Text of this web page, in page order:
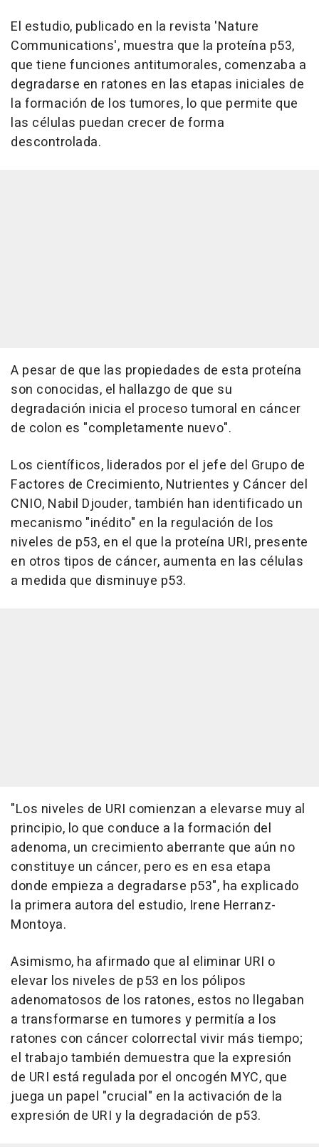
El estudio, publicado en la revista 'Nature
Communications', muestra que la proteína p53,
que tiene funciones antitumorales, comenzaba a
degradarse en ratones en las etapas iniciales de
la formación de los tumores, lo que permite que
las células puedan crecer de forma
descontrolada.
A pesar de que las propiedades de esta proteína
son conocidas, el hallazgo de que su
degradación inicia el proceso tumoral en cáncer
de colon es "completamente nuevo".
Los científicos, liderados por el jefe del Grupo de
Factores de Crecimiento, Nutrientes y Cáncer del
CNIO, Nabil Djouder, también han identificado un
mecanismo "inédito" en la regulación de los
niveles de p53, en el que la proteína URI, presente
en otros tipos de cáncer, aumenta en las células
a medida que disminuye p53.
"Los niveles de URI comienzan a elevarse muy al
principio, lo que conduce a la formación del
adenoma, un crecimiento aberrante que aún no
constituye un cáncer, pero es en esa etapa
donde empieza a degradarse p53", ha explicado
la primera autora del estudio, Irene Herranz-
Montoya.
Asimismo, ha afirmado que al eliminar URI o
elevar los niveles de p53 en los pólipos
adenomatosos de los ratones, estos no llegaban
a transformarse en tumores y permitía a los
ratones con cáncer colorrectal vivir más tiempo;
el trabajo también demuestra que la expresión
de URI está regulada por el oncogén MYC, que
juega un papel "crucial" en la activación de la
expresión de URI y la degradación de p53.